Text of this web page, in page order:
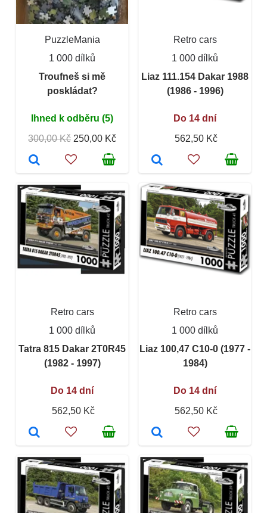
PuzzleMania
1 000 dílků
Troufneš si mě
poskládat?
Ihned k odběru (5)
300,00 Kč 250,00 Kč
Retro cars
1 000 dílků
Liaz 111.154 Dakar 1988
(1986 - 1996)
Do 14 dní
562,50 Kč
Retro cars
1 000 dílků
Tatra 815 Dakar 2T0R45
(1982 - 1997)
Do 14 dní
562,50 Kč
Retro cars
1 000 dílků
Liaz 100,47 C10-0 (1977 -
1984)
Do 14 dní
562,50 Kč